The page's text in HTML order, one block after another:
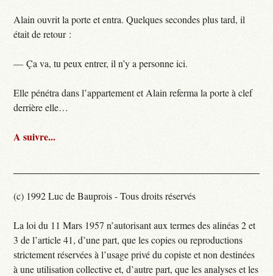
Alain ouvrit la porte et entra. Quelques secondes plus tard, il
était de retour :
— Ça va, tu peux entrer, il n’y a personne ici.
Elle pénétra dans l’appartement et Alain referma la porte à clef
derrière elle…
A suivre...
(c) 1992 Luc de Bauprois - Tous droits réservés
La loi du 11 Mars 1957 n’autorisant aux termes des alinéas 2 et
3 de l’article 41, d’une part, que les copies ou reproductions
strictement réservées à l’usage privé du copiste et non destinées
à une utilisation collective et, d’autre part, que les analyses et les